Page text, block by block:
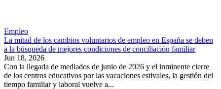
Empleo
La mitad de los cambios voluntarios de empleo en España se deben
a la búsqueda de mejores condiciones de conciliación familiar
Jun 18, 2026
Con la llegada de mediados de junio de 2026 y el inminente cierre
de los centros educativos por las vacaciones estivales, la gestión del
tiempo familiar y laboral vuelve a...